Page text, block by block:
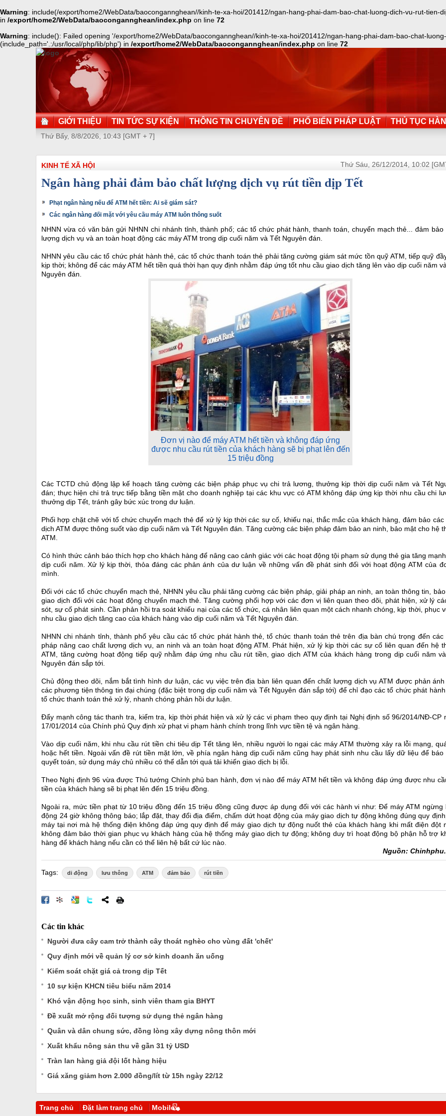
Warning: include(/export/home2/WebData/baocongannghean//kinh-te-xa-hoi/201412/ngan-hang-phai-dam-bao-chat-luong-dich-vu-rut-
in /export/home2/WebData/baocongannghean/index.php on line 72
Warning: include(): Failed opening '/export/home2/WebData/baocongannghean//kinh-te-xa-hoi/201412/ngan-hang-phai-dam-bao-chat-
(include_path='.:/usr/local/php/lib/php') in /export/home2/WebData/baocongannghean/index.php on line 72
GIỚI THIỆU TIN TỨC SỰ KIỆN THÔNG TIN CHUYÊN ĐỀ PHỔ BIẾN PHÁP LUẬT THỦ TỤC
Thứ Bẩy, 8/8/2026, 10:43 [GMT + 7]
KINH TẾ XÃ HỘI Thứ Sáu, 26/12/2014, 10:02
Ngân hàng phải đảm bảo chất lượng dịch vụ rút tiền dịp Tết
Phạt ngân hàng nếu để ATM hết tiền: Ai sẽ giám sát?
Các ngân hàng đối mặt với yêu cầu máy ATM luôn thông suốt
NHNN vừa có văn bản gửi NHNN chi nhánh tỉnh, thành phố; các tổ chức phát hành, thanh toán, chuyển mạch thẻ... đảm bảo
lượng dịch vụ và an toàn hoạt động các máy ATM trong dịp cuối năm và Tết Nguyên đán.
NHNN yêu cầu các tổ chức phát hành thẻ, các tổ chức thanh toán thẻ phải tăng cường giám sát mức tồn quỹ ATM, tiếp quỹ
kịp thời; không để các máy ATM hết tiền quá thời hạn quy định nhằm đáp ứng tốt nhu cầu giao dịch tăng lên vào dịp cuối năm
Nguyên đán.
Đơn vị nào để máy ATM hết tiền và không đáp ứng
được nhu cầu rút tiền của khách hàng sẽ bị phạt lên đến
15 triệu đồng
Các TCTD chủ động lập kế hoạch tăng cường các biện pháp phục vụ chi trả lương, thưởng kịp thời dịp cuối năm và Tết
đán; thực hiện chi trả trực tiếp bằng tiền mặt cho doanh nghiệp tại các khu vực có ATM không đáp ứng kịp thời nhu cầu chi
thưởng dịp Tết, tránh gây bức xúc trong dư luận.
Phối hợp chặt chẽ với tổ chức chuyển mạch thẻ để xử lý kịp thời các sự cố, khiếu nại, thắc mắc của khách hàng, đảm bảo các
dịch ATM được thông suốt vào dịp cuối năm và Tết Nguyên đán. Tăng cường các biện pháp đảm bảo an ninh, bảo mật cho hệ
ATM.
Có hình thức cảnh báo thích hợp cho khách hàng để nâng cao cảnh giác với các hoạt động tội phạm sử dụng thẻ gia tăng
dịp cuối năm. Xử lý kịp thời, thỏa đáng các phản ánh của dư luận về những vấn đề phát sinh đối với hoạt động ATM của
mình.
Đối với các tổ chức chuyển mạch thẻ, NHNN yêu cầu phải tăng cường các biện pháp, giải pháp an ninh, an toàn thông tin,
giao dịch đối với các hoạt động chuyển mạch thẻ. Tăng cường phối hợp với các đơn vị liên quan theo dõi, phát hiện, xử lý
sót, sự cố phát sinh. Cần phản hồi tra soát khiếu nại của các tổ chức, cá nhân liên quan một cách nhanh chóng, kịp thời, phục
nhu cầu giao dịch tăng cao của khách hàng vào dịp cuối năm và Tết Nguyên đán.
NHNN chi nhánh tỉnh, thành phố yêu cầu các tổ chức phát hành thẻ, tổ chức thanh toán thẻ trên địa bàn chú trọng đến các
pháp nâng cao chất lượng dịch vụ, an ninh và an toàn hoạt động ATM. Phát hiện, xử lý kịp thời các sự cố liên quan đến hệ
ATM, tăng cường hoạt động tiếp quỹ nhằm đáp ứng nhu cầu rút tiền, giao dịch ATM của khách hàng trong dịp cuối năm
Nguyên đán sắp tới.
Chủ động theo dõi, nắm bắt tình hình dư luận, các vụ việc trên địa bàn liên quan đến chất lượng dịch vụ ATM được phản ánh
các phương tiện thông tin đại chúng (đặc biệt trong dịp cuối năm và Tết Nguyên đán sắp tới) để chỉ đạo các tổ chức phát hành
tổ chức thanh toán thẻ xử lý, nhanh chóng phản hồi dư luận.
Đẩy mạnh công tác thanh tra, kiểm tra, kịp thời phát hiện và xử lý các vi phạm theo quy định tại Nghị định số 96/2014/NĐ-CP
17/01/2014 của Chính phủ Quy định xử phạt vi phạm hành chính trong lĩnh vực tiền tệ và ngân hàng.
Vào dịp cuối năm, khi nhu cầu rút tiền chi tiêu dịp Tết tăng lên, nhiều người lo ngại các máy ATM thường xảy ra lỗi mạng,
hoặc hết tiền. Ngoài vấn đề rút tiền mặt lớn, về phía ngân hàng dịp cuối năm cũng hay phát sinh nhu cầu lấy dữ liệu để báo
quyết toán, sử dụng máy chủ nhiều có thể dẫn tới quá tải khiến giao dịch bị lỗi.
Theo Nghị định 96 vừa được Thủ tướng Chính phủ ban hành, đơn vị nào để máy ATM hết tiền và không đáp ứng được nhu
tiền của khách hàng sẽ bị phạt lên đến 15 triệu đồng.
Ngoài ra, mức tiền phạt từ 10 triệu đồng đến 15 triệu đồng cũng được áp dụng đối với các hành vi như: Để máy ATM ngừng
động 24 giờ không thông báo; lắp đặt, thay đổi địa điểm, chấm dứt hoạt động của máy giao dịch tự động không đúng quy
máy tại nơi mà hệ thống điện không đáp ứng quy định để máy giao dịch tự động nuốt thẻ của khách hàng khi mất điện đột
không đảm bảo thời gian phục vụ khách hàng của hệ thống máy giao dịch tự động; không duy trì hoạt động bộ phận hỗ trợ
hàng để khách hàng nếu cần có thể liên hệ bất cứ lúc nào.
Nguồn:
Tags: di động lưu thông ATM đảm bảo rút tiền
Các tin khác
Người đưa cây cam trở thành cây thoát nghèo cho vùng đất 'chết'
Quy định mới về quản lý cơ sở kinh doanh ăn uống
Kiểm soát chặt giá cả trong dịp Tết
10 sự kiện KHCN tiêu biểu năm 2014
Khó vận động học sinh, sinh viên tham gia BHYT
Đề xuất mở rộng đối tượng sử dụng thẻ ngân hàng
Quân và dân chung sức, đồng lòng xây dựng nông thôn mới
Xuất khẩu nông sản thu về gần 31 tỷ USD
Tràn lan hàng giả đội lốt hàng hiệu
Giá xăng giảm hơn 2.000 đồng/lít từ 15h ngày 22/12
Trang chủ Đặt làm trang chủ Mobile